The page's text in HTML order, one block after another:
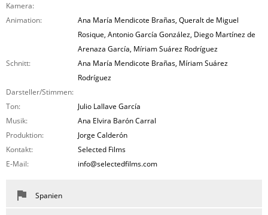
Kamera:
Animation:
Ana María Mendicote Brañas, Queralt de Miguel
Rosique, Antonio García González, Diego Martínez de
Arenaza García, Míriam Suárez Rodríguez
Schnitt:
Ana María Mendicote Brañas, Míriam Suárez
Rodríguez
Darsteller/Stimmen:
Ton:
Julio Lallave García
Musik:
Ana Elvira Barón Carral
Produktion:
Jorge Calderón
Kontakt:
Selected Films
E-Mail:
info@selectedfilms.com
Spanien